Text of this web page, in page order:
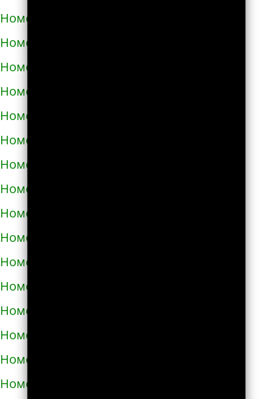
Номера телефонов такси в Дубно
Номера телефонов такси в Дунаевцах
Номера телефонов такси в Жашкове
Номера телефонов такси в Жёлтых водах
Номера телефонов такси в Жидачове
Номера телефонов такси в Житомире
Номера телефонов такси в Жмеринке
Номера телефонов такси в Жолкве
Номера телефонов такси в Запорожье
Номера телефонов такси в Збараже
Номера телефонов такси в Звенигородке
Номера телефонов такси в Здолбунове
Номера телефонов такси в Змиёве
Номера телефонов такси в Знаменке
Номера телефонов такси в Золотоноше
Номера телефонов такси в Золочеве